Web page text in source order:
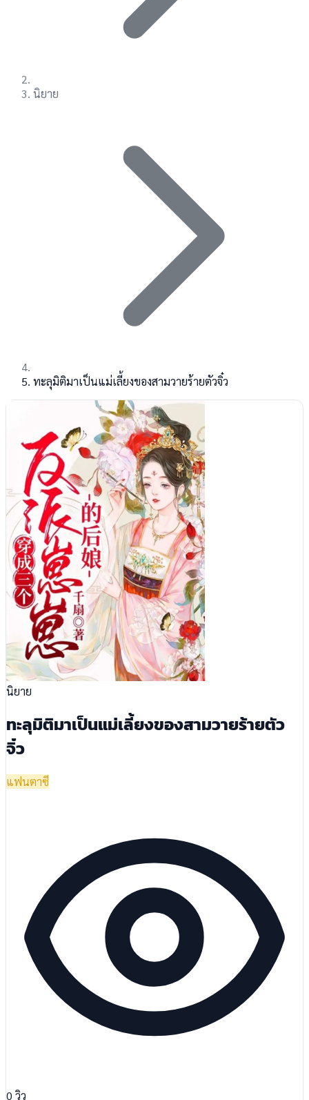
นิยาย
ทะลุมิติมาเป็นแม่เลี้ยงของสามวายร้ายตัวจิ๋ว
นิยาย
ทะลุมิติมาเป็นแม่เลี้ยงของสามวายร้ายตัว
จิ๋ว
แฟนตาซี
0 วิว